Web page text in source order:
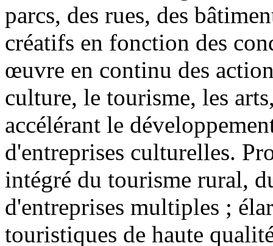
parcs, des rues, des
créatifs en fonction des
œuvre en continu des
culture, le tourisme, les
accélérant le
d'entreprises culturelles.
intégré du tourisme rural,
d'entreprises multiples ;
touristiques de haute